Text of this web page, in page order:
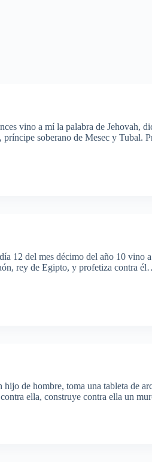
vino a mí la palabra de Jehovah,
príncipe soberano de Mesec y Tubal.
12 del mes décimo del año 10 vino
rey de Egipto, y profetiza contra
de hombre, toma una tableta de
ella, construye contra ella un